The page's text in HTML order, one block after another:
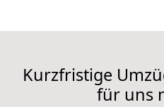
Kurzfristige
für uns